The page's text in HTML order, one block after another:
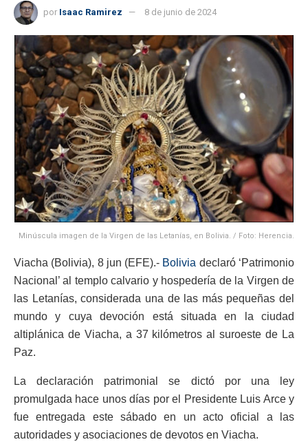
por Isaac Ramirez 8 de junio de 2024
Minúscula imagen de la Virgen de las Letanías, en Bolivia. / Foto: Herencia.
Viacha (Bolivia), 8 jun (EFE).- Bolivia declaró ‘Patrimonio
Nacional’ al templo calvario y hospedería de la Virgen de
las Letanías, considerada una de las más pequeñas del
mundo y cuya devoción está situada en la ciudad
altiplánica de Viacha, a 37 kilómetros al suroeste de La
Paz.
La declaración patrimonial se dictó por una ley
promulgada hace unos días por el Presidente Luis Arce y
fue entregada este sábado en un acto oficial a las
autoridades y asociaciones de devotos en Viacha.